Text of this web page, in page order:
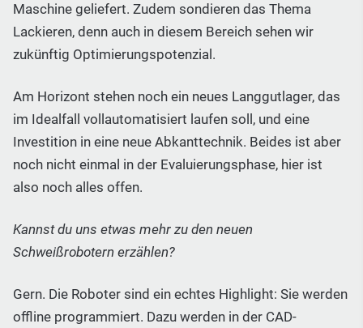
Maschine geliefert. Zudem sondieren das Thema
Lackieren, denn auch in diesem Bereich sehen wir
zukünftig Optimierungspotenzial.
Am Horizont stehen noch ein neues Langgutlager, das
im Idealfall vollautomatisiert laufen soll, und eine
Investition in eine neue Abkanttechnik. Beides ist aber
noch nicht einmal in der Evaluierungsphase, hier ist
also noch alles offen.
Kannst du uns etwas mehr zu den neuen
Schweißrobotern erzählen?
Gern. Die Roboter sind ein echtes Highlight: Sie werden
offline programmiert. Dazu werden in der CAD-